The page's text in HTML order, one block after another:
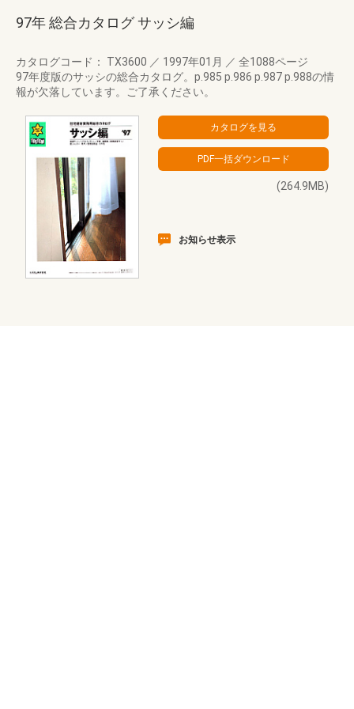
97年 総合カタログ サッシ編
カタログコード： TX3600 ／ 1997年01月 ／ 全1088ページ
97年度版のサッシの総合カタログ。p.985 p.986 p.987 p.988の情
報が欠落しています。ご了承ください。
(264.9MB)
お知らせ表示